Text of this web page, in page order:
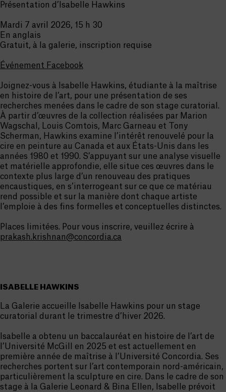
Présentation d’Isabelle Hawkins
Mardi 7 avril 2026, 15 h 30
En anglais
Gratuit, à la galerie, inscription requise
Événement Facebook
Joignez-vous à Isabelle Hawkins, étudiante à la maîtrise
en histoire de l’art, pour une présentation de ses
recherches menées dans le cadre de son stage curatorial.
À partir d’œuvres de la collection réalisées par Marion
Wagschal, Louis Comtois, Marc Garneau et Tony
Scherman, Hawkins examine l’intérêt renouvelé pour la
cire en peinture au Canada et aux États-Unis dans les
années 1980 et 1990. S’appuyant sur une analyse visuelle
et matérielle approfondie, elle situe ces œuvres dans le
contexte plus large d’un renouveau des pratiques
encaustiques, en s’interrogeant sur ce que ce matériau
rend possible et sur la manière dont chaque artiste
l’emploie à des fins formelles et conceptuelles distinctes.
Places limitées. Pour vous inscrire, veuillez écrire à
prakash.krishnan@concordia.ca
ISABELLE HAWKINS
La Galerie accueille Isabelle Hawkins pour un stage
curatorial durant le trimestre d’hiver 2026.
Isabelle a obtenu un baccalauréat en histoire de l’art de
l’Université McGill en 2025 et est actuellement en
première année de maîtrise à l’Université Concordia. Ses
recherches portent sur l’art contemporain nord-américain,
particulièrement la sculpture en cire. Dans le cadre de son
stage à la Galerie Leonard & Bina Ellen, Isabelle prévoit